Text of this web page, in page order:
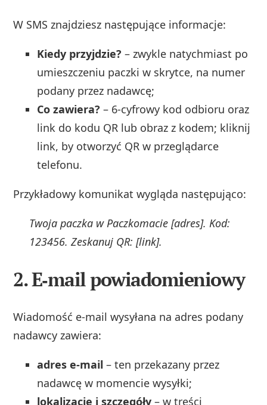
W SMS znajdziesz następujące informacje:
Kiedy przyjdzie? – zwykle natychmiast po
umieszczeniu paczki w skrytce, na numer
podany przez nadawcę;
Co zawiera? – 6‑cyfrowy kod odbioru oraz
link do kodu QR lub obraz z kodem; kliknij
link, by otworzyć QR w przeglądarce
telefonu.
Przykładowy komunikat wygląda następująco:
Twoja paczka w Paczkomacie [adres]. Kod:
123456. Zeskanuj QR: [link].
2. E‑mail powiadomieniowy
Wiadomość e‑mail wysyłana na adres podany
nadawcy zawiera:
adres e‑mail – ten przekazany przez
nadawcę w momencie wysyłki;
lokalizację i szczegóły – w treści